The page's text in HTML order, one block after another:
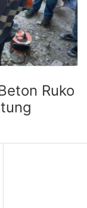
Ruko